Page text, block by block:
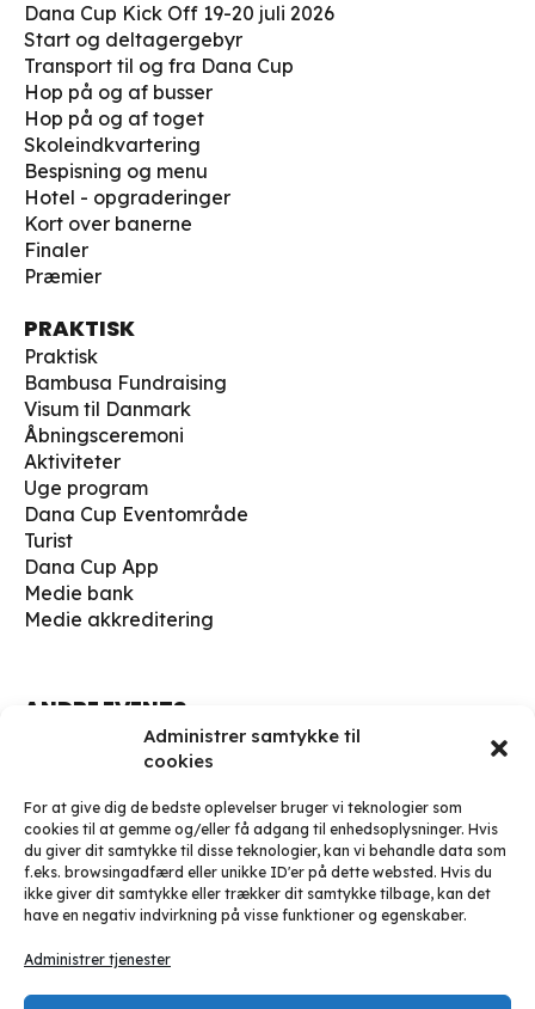
Administrer samtykke til
cookies
For at give dig de bedste oplevelser bruger vi teknologier som
cookies til at gemme og/eller få adgang til enhedsoplysninger. Hvis
du giver dit samtykke til disse teknologier, kan vi behandle data som
f.eks. browsingadfærd eller unikke ID'er på dette websted. Hvis du
ikke giver dit samtykke eller trækker dit samtykke tilbage, kan det
have en negativ indvirkning på visse funktioner og egenskaber.
Administrer tjenester
Dana Cup Kick Off 19-20 juli 2026
Start og deltagergebyr
Transport til og fra Dana Cup
Hop på og af busser
Hop på og af toget
Skoleindkvartering
Bespisning og menu
Hotel - opgraderinger
Kort over banerne
Finaler
Præmier
PRAKTISK
Praktisk
Bambusa Fundraising
Visum til Danmark
Åbningsceremoni
Aktiviteter
Uge program
Dana Cup Eventområde
Turist
Dana Cup App
Medie bank
Medie akkreditering
ANDRE EVENTS
Dana Cup Kick Off 19-20 juli 2026
Dana Cup Run 2026
FIND OS HER
Børge Christensens Vej 5
9800 Hjørring
Danmark
soccer@danacup.dk